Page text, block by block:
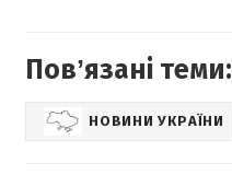
Повʼязані теми:
НОВИНИ УКРАЇНИ